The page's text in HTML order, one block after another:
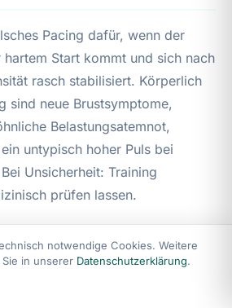
Pacing dafür, wenn der
hartem Start kommt und sich nach
rasch stabilisiert. Körperlich
sind neue Brustsymptome,
Belastungsatemnot,
untypisch hoher Puls bei
Unsicherheit: Training
prüfen lassen.
ich Audio-
oder Selbsthypnose
Wind ruhiger zu
notwendige Cookies. Weitere
in unserer Datenschutzerklärung.